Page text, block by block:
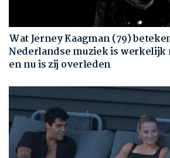
Wat Jerney Kaagman (79)
Nederlandse muziek is
en nu is zij overleden